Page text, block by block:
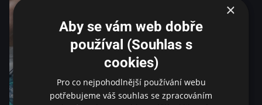
×
Aby se vám web dobře
používal (Souhlas s
cookies)
Pro co nejpohodlnější používání webu
potřebujeme váš souhlas se zpracováním